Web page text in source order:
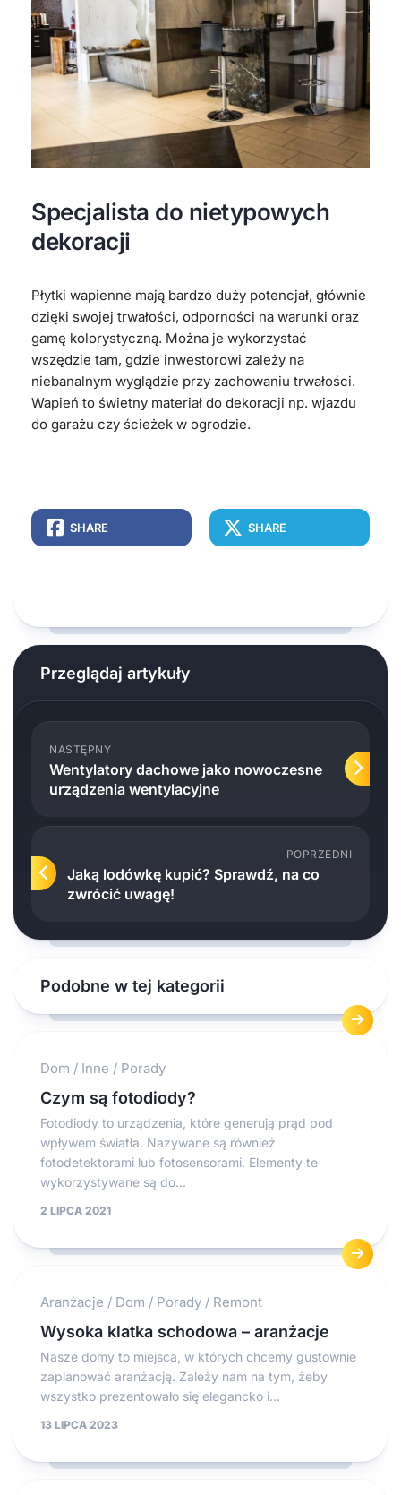
Specjalista do nietypowych
dekoracji
Płytki wapienne mają bardzo duży potencjał, głównie
dzięki swojej trwałości, odporności na warunki oraz
gamę kolorystyczną. Można je wykorzystać
wszędzie tam, gdzie inwestorowi zależy na
niebanalnym wyglądzie przy zachowaniu trwałości.
Wapień to świetny materiał do dekoracji np. wjazdu
do garażu czy ścieżek w ogrodzie.
SHARE SHARE
Przeglądaj artykuły
NASTĘPNY
Wentylatory dachowe jako nowoczesne
urządzenia wentylacyjne
POPRZEDNI
Jaką lodówkę kupić? Sprawdź, na co
zwrócić uwagę!
Podobne w tej kategorii
Dom / Inne / Porady
Czym są fotodiody?
Fotodiody to urządzenia, które generują prąd pod
wpływem światła. Nazywane są również
fotodetektorami lub fotosensorami. Elementy te
wykorzystywane są do...
2 LIPCA 2021
Aranżacje / Dom / Porady / Remont
Wysoka klatka schodowa – aranżacje
Nasze domy to miejsca, w których chcemy gustownie
zaplanować aranżację. Zależy nam na tym, żeby
wszystko prezentowało się elegancko i...
13 LIPCA 2023